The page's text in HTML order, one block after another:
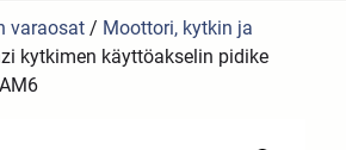
varaosat / Moottori, kytkin ja
kytkimen käyttöakselin pidike